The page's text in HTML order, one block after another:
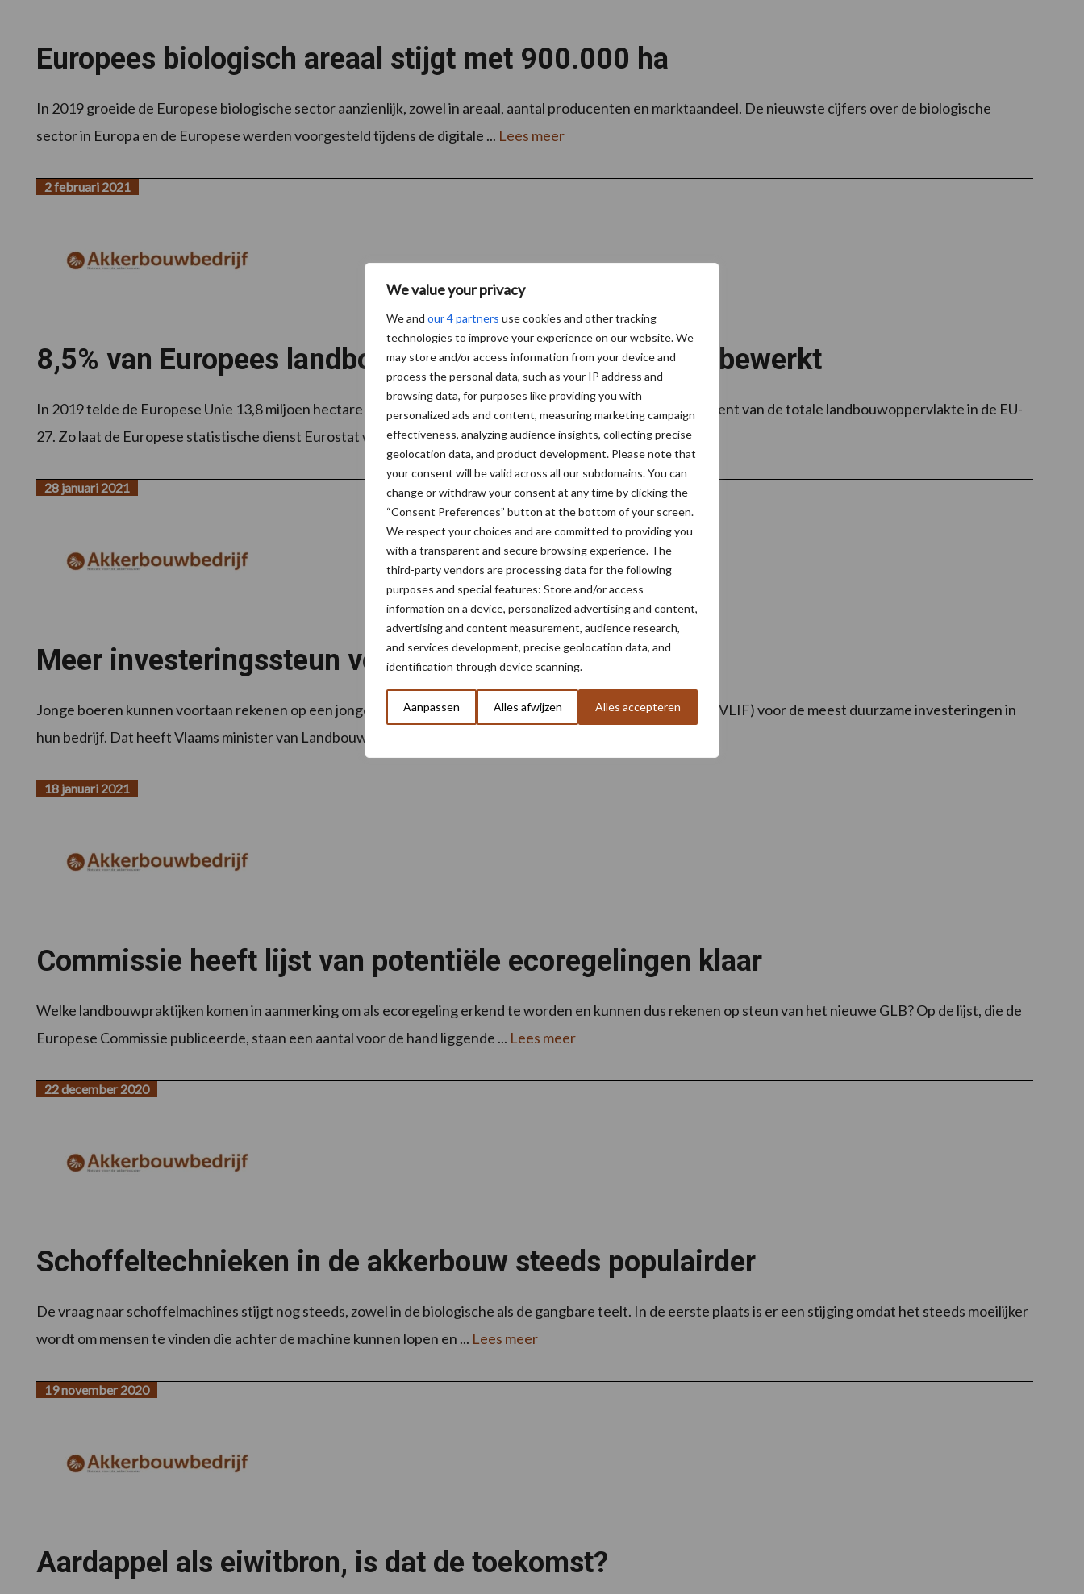
We value your privacy
We and our 4 partners use cookies and other tracking
technologies to improve your experience on our website. We
may store and/or access information from your device and
process the personal data, such as your IP address and
browsing data, for purposes like providing you with
personalized ads and content, measuring marketing campaign
effectiveness, analyzing audience insights, collecting precise
geolocation data, and product development. Please note that
your consent will be valid across all our subdomains. You can
change or withdraw your consent at any time by clicking the
“Consent Preferences” button at the bottom of your screen.
We respect your choices and are committed to providing you
with a transparent and secure browsing experience. The
third-party vendors are processing data for the following
purposes and special features: Store and/or access
information on a device, personalized advertising and content,
advertising and content measurement, audience research,
and services development, precise geolocation data, and
identification through device scanning.
Aanpassen Alles afwijzen Alles accepteren
Europees biologisch areaal stijgt met 900.000 ha
In 2019 groeide de Europese biologische sector aanzienlijk, zowel in areaal, aantal producenten en marktaandeel. De nieuwste cijfers over de biologische
sector in Europa en de Europese werden voorgesteld tijdens de digitale ... Lees meer
8,5% van Europees landbouwareaal wordt biologisch bewerkt
2 februari 2021
In 2019 telde de Europese Unie 13,8 miljoen hectare biologische landbouwgrond. Dat staat gelijk aan 8,5 procent van de totale landbouwoppervlakte in de EU-
27. Zo laat de Europese statistische dienst Eurostat weten. Daarmee lijkt ...Lees meer
Meer investeringssteun voor jonge boeren
28 januari 2021
Jonge boeren kunnen voortaan rekenen op een jongerenbonus van het Vlaams Landbouwinvesteringsfonds (VLIF) voor de meest duurzame investeringen in
hun bedrijf. Dat heeft Vlaams minister van Landbouw en Voeding Hilde Crevits ...
Commissie heeft lijst van potentiële ecoregelingen klaar
18 januari 2021
Welke landbouwpraktijken komen in aanmerking om als ecoregeling erkend te worden en kunnen dus rekenen op steun van het nieuwe GLB? Op de lijst, die de
Europese Commissie publiceerde, staan een aantal voor de hand liggende ... Lees meer
Schoffeltechnieken in de akkerbouw steeds populairder
22 december 2020
De vraag naar schoffelmachines stijgt nog steeds, zowel in de biologische als de gangbare teelt. In de eerste plaats is er een stijging omdat het steeds moeilijker
wordt om mensen te vinden die achter de machine kunnen lopen en ... Lees meer
Aardappel als eiwitbron, is dat de toekomst?
19 november 2020